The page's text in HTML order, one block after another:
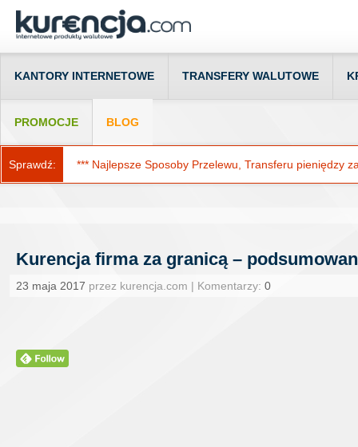
KANTORY INTERNETOWE TRANSFERY WALUTOWE
PROMOCJE BLOG
Sprawdź: *** Najlepsze Sposoby Przelewu, Transferu pieniędzy
Kurencja firma za granicą –
23 maja 2017 przez kurencja.com | Komentarzy: 0